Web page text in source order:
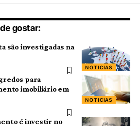
gostar:
NOTICIAS
são investigadas na
NOTICIAS
para
imobiliário em
é investir no